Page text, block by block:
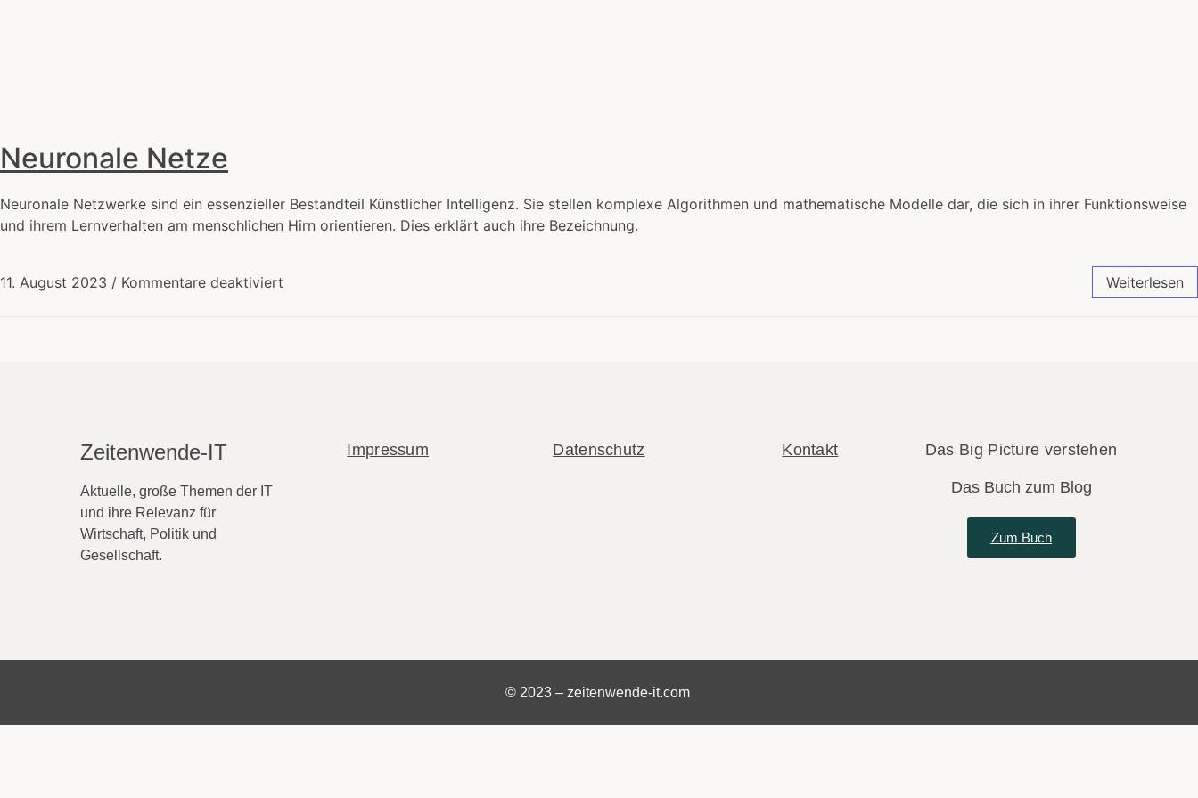
Neuronale Netze
Neuronale Netzwerke sind ein essenzieller Bestandteil Künstlicher Intelligenz. Sie stellen komplexe Algorithmen und mathematische Modelle dar, die sich in ihrer Funktionsweise
und ihrem Lernverhalten am menschlichen Hirn orientieren. Dies erklärt auch ihre Bezeichnung.
11. August 2023 / Kommentare deaktiviert Weiterlesen
Zeitenwende-IT
Aktuelle, große Themen der IT
und ihre Relevanz für
Wirtschaft, Politik und
Gesellschaft.
Impressum Datenschutz Kontakt Das Big Picture verstehen
Das Buch zum Blog
Zum Buch
© 2023 – zeitenwende-it.com